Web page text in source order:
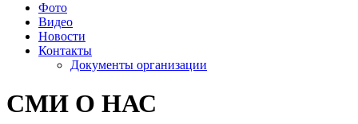
Фото
Видео
Новости
Контакты
Документы организации
СМИ О НАС